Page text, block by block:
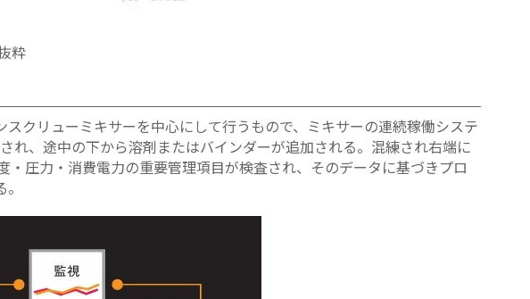
粋
クリューミキサーを中心にして行うもので、ミキサーの連続稼働システ
れ、途中の下から溶剤またはバインダーが追加される。混練され右端に
圧力・消費電力の重要管理項目が検査され、そのデータに基づきプロ